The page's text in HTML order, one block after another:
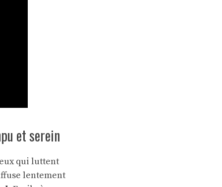
et serein
qui luttent
lentement